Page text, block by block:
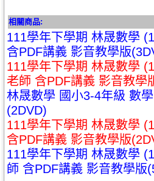
相關商品:
111學年下學期 林晟數學
含PDF講義 影音教學版
111學年下學期 林晟數學
老師 含PDF講義 影音教學
林晟數學 國小3-4年級 數
(2DVD)
111學年下學期 林晟數學
含PDF講義 影音教學版
111學年下學期 林晟數學
師 含PDF講義 影音教學版